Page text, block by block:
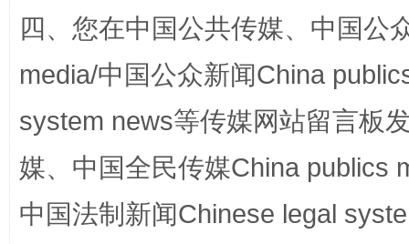
四、您在中国公共传媒、中国公
media/中国公众新闻China
system news等传媒网站留言板
媒、中国全民传媒China publics
中国法制新闻Chinese legal